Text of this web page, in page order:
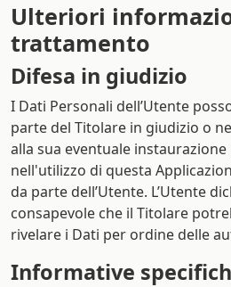
Ulteriori
trattamento
Difesa in giudizio
I Dati Personali dell’Utente
parte del Titolare in giudizio o
alla sua eventuale
nell'utilizzo di questa
da parte dell’Utente. L’Utente
consapevole che il Titolare
rivelare i Dati per ordine delle
Informative